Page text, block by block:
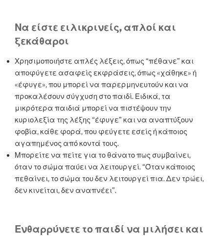
Να είστε ειλικρινείς, απλοί και
ξεκάθαροι
Χρησιμοποιήστε απλές λέξεις, όπως “πέθανε” και
αποφύγετε ασαφείς εκφράσεις, όπως «χάθηκε» ή
«έφυγε», που μπορεί να παρερμηνευτούν και να
προκαλέσουν σύγχυση στο παιδί. Ειδικά, τα
μικρότερα παιδιά μπορεί να πιστέψουν την
κυριολεξία της λέξης “έφυγε” και να αναπτύξουν
φοβία, κάθε φορά, που φεύγετε εσείς ή κάποιος
αγαπημένος από κοντά τους.
Μπορείτε να πείτε για το θάνατο πως συμβαίνει,
όταν το σώμα παύει να λειτουργεί. “Όταν κάποιος
πεθαίνει, το σώμα του δεν λειτουργεί πια. Δεν τρώει,
δεν κινείται, δεν αναπνέει”.
Ενθαρρύνετε το παιδί να μιλήσει και